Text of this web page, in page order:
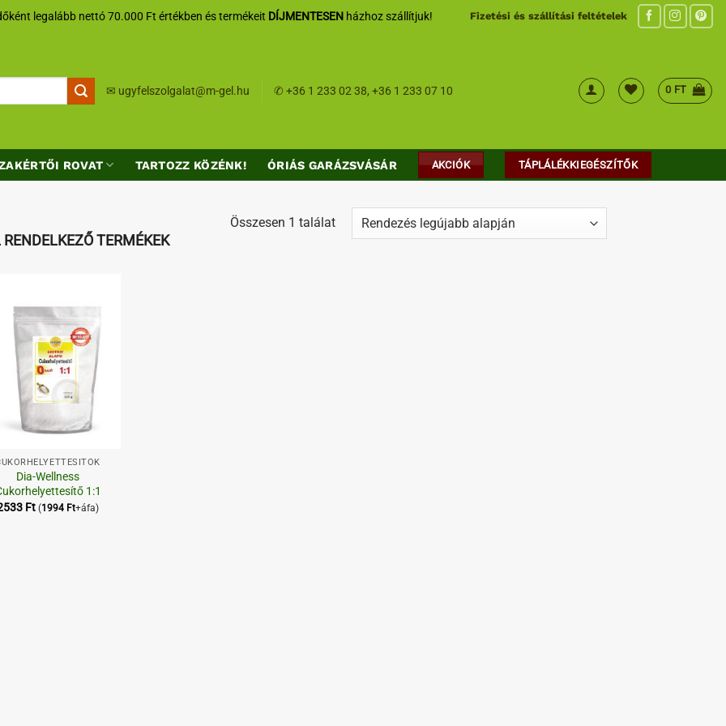
legalább nettó 70.000 Ft értékben és termékeit DÍJMENTESEN házhoz szállítjuk! Fizetési és szállítási feltételek
✉ ugyfelszolgalat@m-gel.hu ✆+36 1 233 02 38,+36 1 233 07 10 0 FT
ROVAT TARTOZZ KÖZÉNK! ÓRIÁS GARÁZSVÁSÁR AKCIÓK TÁPLÁLÉKKIEGÉSZÍTŐK
TERMÉKEK
Összesen 1 találat
Kedvenceimhez
Dia-Wellness
1:1
Ft (1994 Ft+áfa)